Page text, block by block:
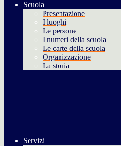
Scuola
Presentazione
I luoghi
Le persone
I numeri della scuola
Le carte della scuola
Organizzazione
La storia
Servizi